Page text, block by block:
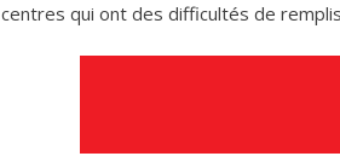
centres qui ont des difficultés de